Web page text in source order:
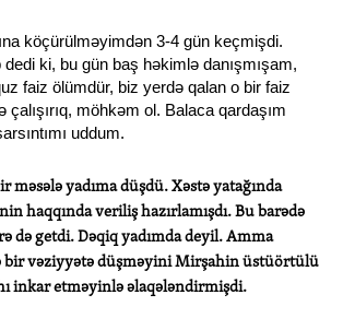
köçürülməyimdən 3-4 gün keçmişdi.
ki, bu gün baş həkimlə danışmışam,
faiz ölümdür, biz yerdə qalan o bir faiz
möhkəm ol. Balaca qardaşım
uddum.
məsələ yadıma düşdü. Xəstə yatağında
haqqında veriliş hazırlamışdı. Bu barədə
də getdi. Dəqiq yadımda deyil. Amma
bir vəziyyətə düşməyini Mirşahin üstüörtülü
inkar etməyinlə əlaqələndirmişdi.